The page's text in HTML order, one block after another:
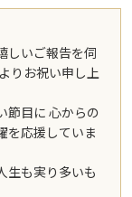
しいご報告を伺
りお祝い申し上
節目に 心からの
を応援していま
生も実り多いも